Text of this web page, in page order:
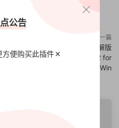
下一篇
C4D实时交互渲染器破解版
Corona Renderer 6 Hotfix 2 for
Cinema 4D R14-S24 Win
公告
方便购买此插件